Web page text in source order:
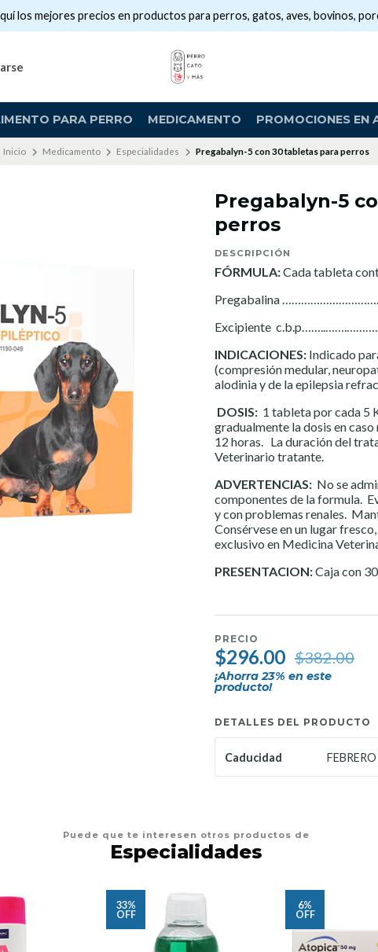
PARA PERRO MEDICAMENTO PROMOCIONES EN
los mejores precios en productos para perros, gatos, aves, bovinos,
Inicio Medicamento Especialidades Pregabalyn-5 con 30 tabletas para perros
Pregabalyn-5
perros
DESCRIPCIÓN
FÓRMULA:Cada tableta
Pregabalina
Excipiente
INDICACIONES: Indicado
(compresión medular,
alodinia y de la epilepsia
DOSIS: 1 tableta por cada 5
gradualmente la dosis en
12 horas. La duración del
Veterinario tratante.
ADVERTENCIAS: No se
componentes de la formula.
y con problemas renales.
Consérvese en un lugar
exclusivo en Medicina
PRESENTACION:Caja con
PRECIO
$296.00 $382.00
¡Ahorra23% en este
producto!
DETALLES DEL PRODUCTO
Caducidad
Puede que te interesen otros productos de
Especialidades
33%
OFF
6%
OFF